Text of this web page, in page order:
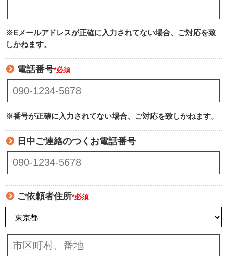
※Eメールアドレスが正確に入力されてない場合、ご対応を致
しかねます。
電話番号*必須
※番号が正確に入力されてない場合、ご対応を致しかねます。
日中ご連絡のつくお電話番号
ご依頼者住所*必須